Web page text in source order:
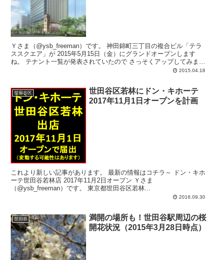
Ｙさま（@ysb_freeman）です。 神田錦町三丁目の複合ビル「テラ
ススクエア」が 2015年5月15日（金）にグランドオープンします
ね。 テナント一覧が発表されていたので さっそくアップしてみま
2015.04.18
世田谷区
世田谷区若林にドン・キホーテ
2017年11月1日オープンを計画
これより新しい記事があります。 最新の情報はコチラ～ ドン・キホ
ーテ世田谷若林店 2017年11月2日オープン Ｙさま
（@ysb_freeman）です。 東京都世田谷区若林...
2016.09.30
世田谷
満開の場所も！世田谷駅周辺の桜
開花状況（2015年3月28日時点）